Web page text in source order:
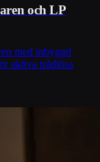
och LP
med inbyggd
aktiva trådlösa